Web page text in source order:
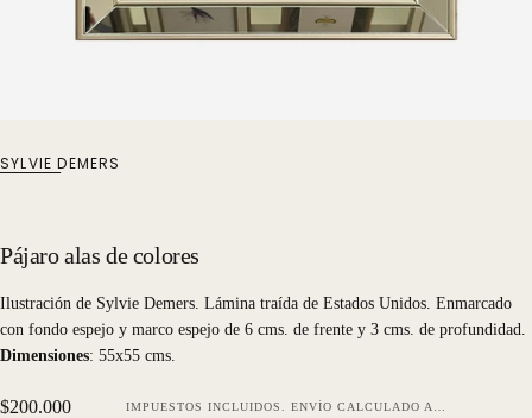
SYLVIE DEMERS
Pájaro alas de colores
Ilustración de Sylvie Demers. Lámina traída de Estados Unidos. Enmarcado
con fondo espejo y marco espejo de 6 cms. de frente y 3 cms. de profundidad.
Dimensiones: 55x55 cms.
Precio
$200.000 IMPUESTOS INCLUIDOS. ENVÍO CALCULADO AL FINALIZAR LA COMPRA.